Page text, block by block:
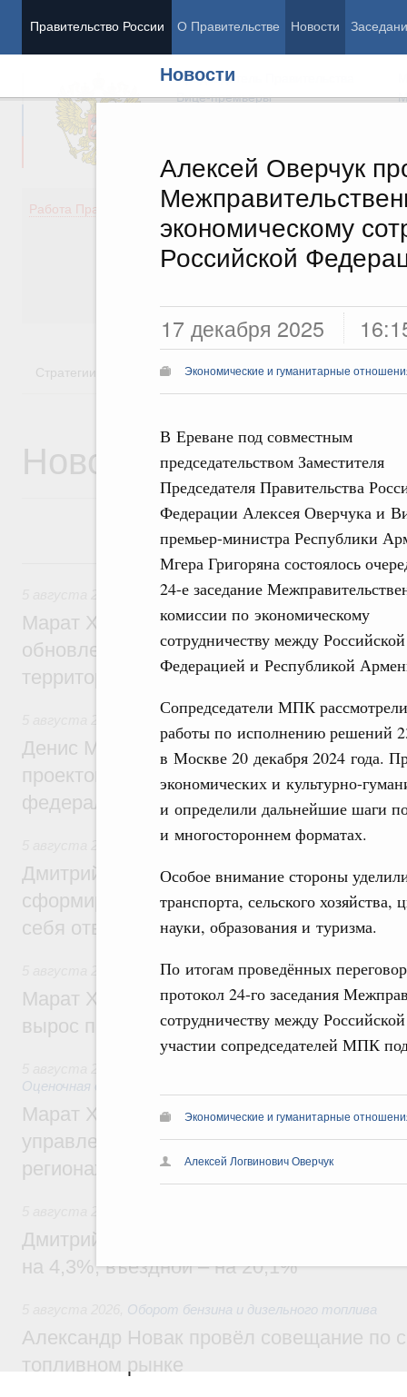
Правительство России О Правительстве Новости
Новости
Алексей Оверчук
экономическому
Российской
17 декабря 2025
Экономические и гуманитарные
В Ереване под совместным
председательством Заместителя
Председателя Правительства
Федерации Алексея Оверчука и
премьер-министра Республики
Мгера Григоряна состоялось
24-е заседание
комиссии по экономическому
сотрудничеству между Российской
Федерацией и Республикой
Сопредседатели МПК
работы по исполнению решений
в Москве 20 декабря 2024 года.
экономических и культурно-
и определили дальнейшие шаги
и многостороннем форматах.
Особое внимание стороны
транспорта, сельского
науки, образования и туризма.
По итогам проведённых
протокол 24-го заседания
сотрудничеству между
участии сопредседателей МПК
Экономические и гуманитарные
Алексей Логвинович Оверчук
Председатель Правительства
Вице-премьеры
Работа Правительства
Демография
Здоровье
Образование
Культура
Государство
Стратегии Государственные программы
Новости
5 августа, среда
Жилищно-коммунальное хозяйство
Марат Хуснуллин: Более 4,3 тыс.
обновлено в России при участии Фонда
территорий
Инструменты развития территорий.
Денис Мантуров провёл совещание по
проектов института кураторства в
федеральном округе
Молодёжная политика
Дмитрий Чернышенко: Всемирный
сформировал целое сообщество людей,
себя ответственность за будущее
Национальный проект «Инфраструктура
Марат Хуснуллин: Ввод нежилых зданий
вырос почти на треть
Оценочная деятельность
Марат Хуснуллин: По решению
управление «ДОМ.РФ» перейдёт более
регионах
Дмитрий Чернышенко: Внутренний
на 4,3%, въездной – на 20,1%
Оборот бензина и дизельного топлива
Александр Новак провёл совещание по
топливном рынке